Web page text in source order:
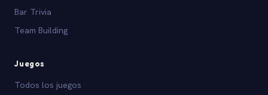
Bar Trivia
Team Building
Juegos
Todos los juegos